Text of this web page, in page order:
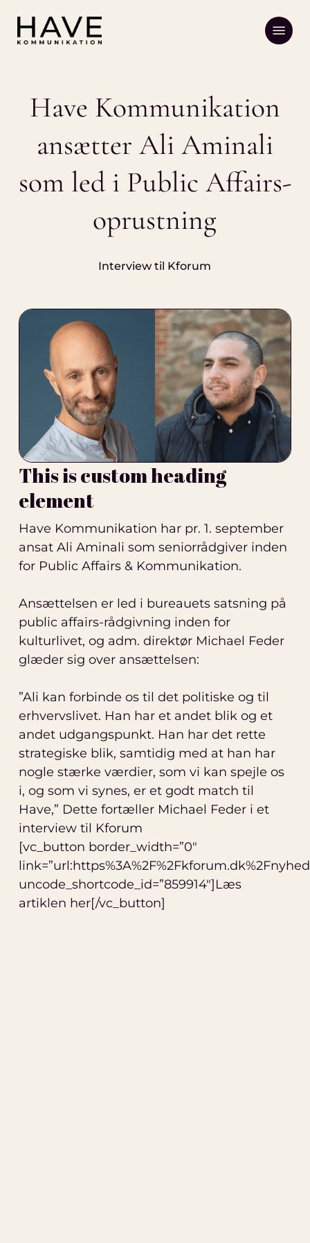
Menu
Have Kommunikation
ansætter Ali Aminali
som led i Public Affairs-
oprustning
Interview til Kforum
This is custom heading
element
Have Kommunikation har pr. 1. september
ansat Ali Aminali som seniorrådgiver inden
for Public Affairs & Kommunikation.
Ansættelsen er led i bureauets satsning på
public affairs-rådgivning inden for
kulturlivet, og adm. direktør Michael Feder
glæder sig over ansættelsen:
”Ali kan forbinde os til det politiske og til
erhvervslivet. Han har et andet blik og et
andet udgangspunkt. Han har det rette
strategiske blik, samtidig med at han har
nogle stærke værdier, som vi kan spejle os
i, og som vi synes, er et godt match til
Have,” Dette fortæller Michael Feder i et
interview til Kforum
[vc_button border_width=”0″
uncode_shortcode_id=”859914″]Læs
artiklen her[/vc_button]